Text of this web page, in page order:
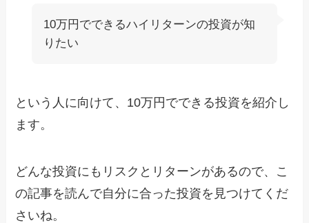
10万円でできるハイリターンの投資が知
りたい
という人に向けて、10万円でできる投資を紹介し
ます。
どんな投資にもリスクとリターンがあるので、こ
の記事を読んで自分に合った投資を見つけてくだ
さいね。